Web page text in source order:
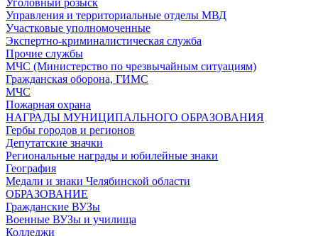
Уголовный розыск
Управления и территориальные отделы МВД
Участковые уполномоченные
Экспертно-криминалистическая служба
Прочие службы
МЧС (Министерство по чрезвычайным ситуациям)
Гражданская оборона, ГИМС
МЧС
Пожарная охрана
НАГРАДЫ МУНИЦИПАЛЬНОГО ОБРАЗОВАНИЯ
Гербы городов и регионов
Депутатские значки
Региональные награды и юбилейные знаки
География
Медали и знаки Челябинской области
ОБРАЗОВАНИЕ
Гражданские ВУЗы
Военные ВУЗы и училища
Колледжи